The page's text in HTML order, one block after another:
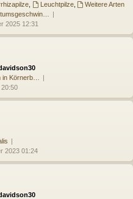
, Leuchtpilze,
Weitere Arten
2025 12:31
in Körnerb…
20:50
2023 01:24